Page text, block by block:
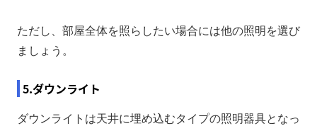
ただし、部屋全体を照らしたい場合には他の照明を選び
ましょう。
5.ダウンライト
ダウンライトは天井に埋め込むタイプの照明器具となっ